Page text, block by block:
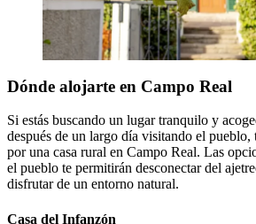
Dónde alojarte en Campo Real
Si estás buscando un lugar tranquilo y
después de un largo día visitando el pueblo,
por una casa rural en Campo Real. Las
el pueblo te permitirán desconectar del
disfrutar de un entorno natural.
Casa del Infanzón